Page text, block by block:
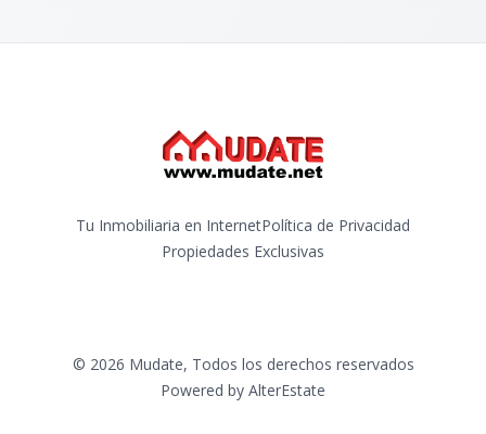
Tu Inmobiliaria en InternetPolítica de Privacidad
Propiedades Exclusivas
© 2026 Mudate, Todos los derechos reservados
Powered by AlterEstate